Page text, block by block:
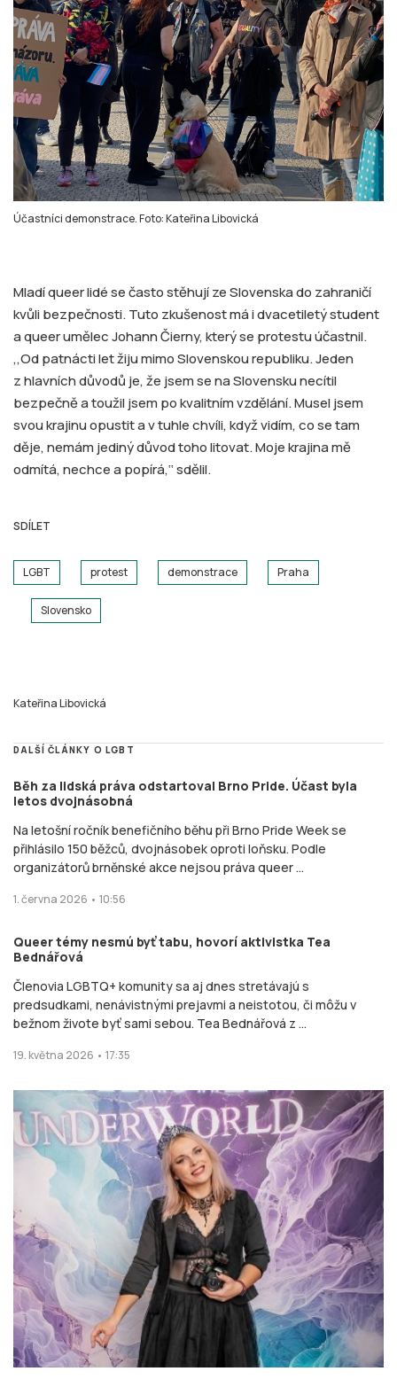
Účastníci demonstrace. Foto: Kateřina Libovická
Mladí queer lidé se často stěhují ze Slovenska do zahraničí
kvůli bezpečnosti. Tuto zkušenost má i dvacetiletý student
a queer umělec Johann Čierny, který se protestu účastnil.
,,Od patnácti let žiju mimo Slovenskou republiku. Jeden
z hlavních důvodů je, že jsem se na Slovensku necítil
bezpečně a toužil jsem po kvalitním vzdělání. Musel jsem
svou krajinu opustit a v tuhle chvíli, když vidím, co se tam
děje, nemám jediný důvod toho litovat. Moje krajina mě
odmítá, nechce a popírá,‘‘ sdělil.
SDÍLET
LGBT protest demonstrace Praha
Slovensko
Kateřina Libovická
DALŠÍ ČLÁNKY O LGBT
Běh za lidská práva odstartoval Brno Pride. Účast byla
letos dvojnásobná
Na letošní ročník benefičního běhu při Brno Pride Week se
přihlásilo 150 běžců, dvojnásobek oproti loňsku. Podle
organizátorů brněnské akce nejsou práva queer ...
1. června 2026 • 10:56
Queer témy nesmú byť tabu, hovorí aktivistka Tea
Bednářová
Členovia LGBTQ+ komunity sa aj dnes stretávajú s
predsudkami, nenávistnými prejavmi a neistotou, či môžu v
bežnom živote byť sami sebou. Tea Bednářová z ...
19. května 2026 • 17:35